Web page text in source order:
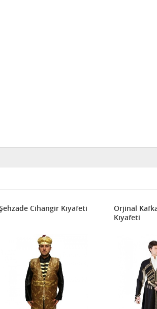
Cihangir Kıyafeti
Orjinal
Kıyafeti